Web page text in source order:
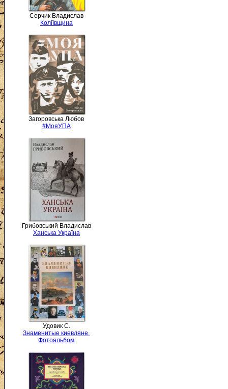
Серчик Владислав
Коліївщина
Загоровська Любов
#МояУПА
Грибовський Владислав
Ханська Україна
Удовик С.
Знаменитые киевляне.
Фотоальбом